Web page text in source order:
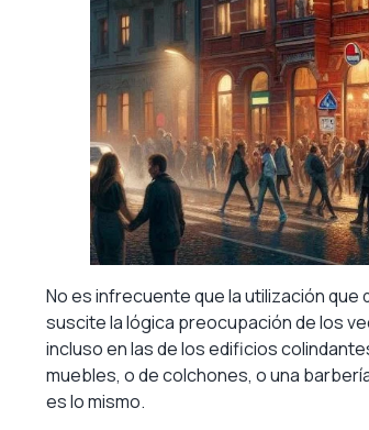
No es infrecuente que la utilización
suscite la lógica preocupación de los
incluso en las de los edificios
muebles, o de colchones, o una
es lo mismo.